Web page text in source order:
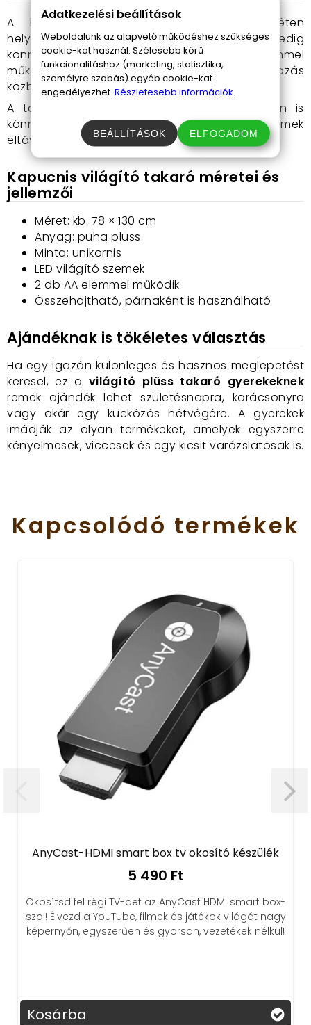
A kapucniban elrejtett elemtartó diszkréten
helyezkedik el, a ki- és bekapcsoló gomb pedig
könnyen kezelhető. A világítás 2 db AA elemmel
működik, így egyszerűen használható akár utazás
közben is.
A takaró kézzel mosható, így hosszú távon is
könnyen tisztán tartható. Mosás előtt az elemek
eltávolítása javasolt.
Kapucnis világító takaró méretei és
jellemzői
Méret: kb. 78 × 130 cm
Anyag: puha plüss
Minta: unikornis
LED világító szemek
2 db AA elemmel működik
Összehajtható, párnaként is használható
Ajándéknak is tökéletes választás
Ha egy igazán különleges és hasznos meglepetést
keresel, ez a világító plüss takaró gyerekeknek
remek ajándék lehet születésnapra, karácsonyra
vagy akár egy kuckózós hétvégére. A gyerekek
imádják az olyan termékeket, amelyek egyszerre
kényelmesek, viccesek és egy kicsit varázslatosak is.
Kapcsolódó termékek
HDMI smart box tv okosító készülék
régi TV-det az AnyCast HDMI smart box-
a YouTube, filmek és játékok világát nagy
egyszerűen és gyorsan, vezetékek nélkül!
Elektromos
Kosárba
Adatkezelési beállítások
Weboldalunk az alapvető működéshez szükséges
cookie-kat használ. Szélesebb körű
funkcionalitáshoz (marketing, statisztika,
személyre szabás) egyéb cookie-kat
engedélyezhet. Részletesebb információk.
BEÁLLÍTÁSOK ELFOGADOM